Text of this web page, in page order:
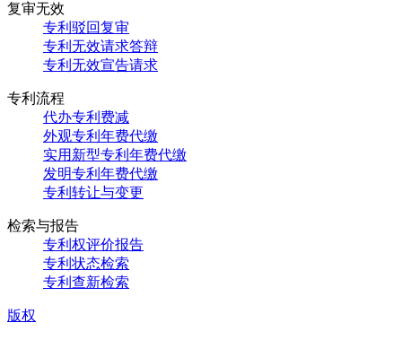
复审无效
专利驳回复审
专利无效请求答辩
专利无效宣告请求
专利流程
代办专利费减
外观专利年费代缴
实用新型专利年费代缴
发明专利年费代缴
专利转让与变更
检索与报告
专利权评价报告
专利状态检索
专利查新检索
版权